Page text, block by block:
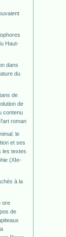
Haut-
dans
du
de
de
contenu
roman
le
et ses
les textes
(XIe-
à la
ore
de